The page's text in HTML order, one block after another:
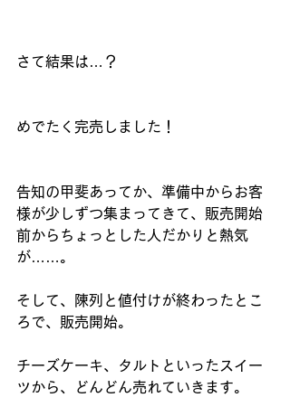
さて結果は…？
めでたく完売しました！
告知の甲斐あってか、準備中からお客
様が少しずつ集まってきて、販売開始
前からちょっとした人だかりと熱気
が……。
そして、陳列と値付けが終わったとこ
ろで、販売開始。
チーズケーキ、タルトといったスイー
ツから、どんどん売れていきます。